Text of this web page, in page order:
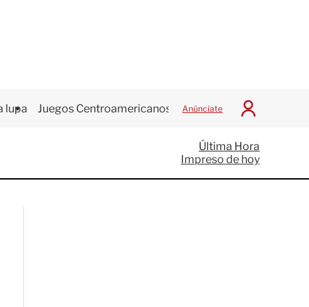
lupa Juegos Centroamericanos Anúnciate
I
c
i
a
Última Hora
Impreso de hoy